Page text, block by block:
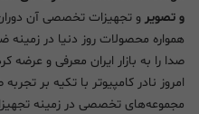
و تصویر و تجهیزات تخصصی آن
همواره محصولات روز دنیا در
صدا را به بازار ایران معرفی و عرضه
امروز نادر کامپیوتر با تکیه بر
مجموعه‌های تخصصی در زمینه